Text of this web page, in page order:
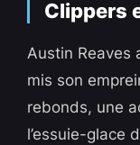
Clippers
Austin Reaves
mis son
rebonds, une
l’essuie-glace